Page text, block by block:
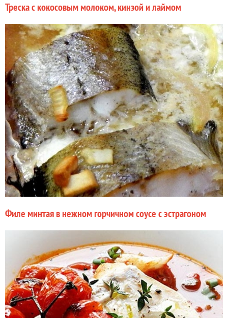
Треска с кокосовым молоком, кинзой и лаймом
Филе минтая в нежном горчичном соусе с эстрагоном